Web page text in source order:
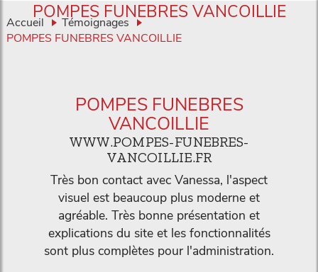
Accueil
Témoignages
POMPES FUNEBRES VANCOILLIE
POMPES FUNEBRES VANCOILLIE
POMPES FUNEBRES
VANCOILLIE
WWW.POMPES-FUNEBRES-
VANCOILLIE.FR
Très bon contact avec Vanessa, l'aspect
visuel est beaucoup plus moderne et
agréable. Très bonne présentation et
explications du site et les fonctionnalités
sont plus complètes pour l'administration.